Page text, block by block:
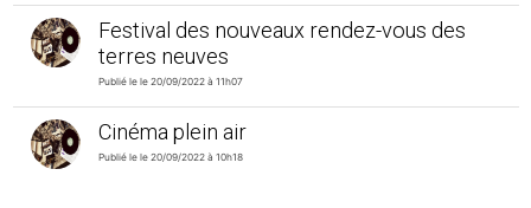
Festival des nouveaux rendez-vous des
terres neuves
Publié le le 20/09/2022 à 11h07
Cinéma plein air
Publié le le 20/09/2022 à 10h18